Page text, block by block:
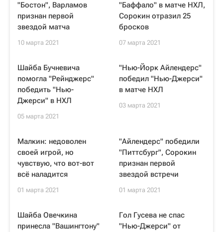
"Бостон", Варламов
признан первой
звездой матча
10 марта 2021
"Баффало" в матче НХЛ,
Сорокин отразил 25
бросков
07 марта 2021
Шайба Бучневича
помогла "Рейнджерс"
победить "Нью-
Джерси" в НХЛ
05 марта 2021
"Нью-Йорк Айлендерс"
победил "Нью-Джерси"
в матче НХЛ
03 марта 2021
Малкин: недоволен
своей игрой, но
чувствую, что вот-вот
всё наладится
01 марта 2021
"Айлендерс" победили
"Питтсбург", Сорокин
признан первой
звездой встречи
01 марта 2021
Шайба Овечкина
принесла "Вашингтону"
Гол Гусева не спас
"Нью-Джерси" от